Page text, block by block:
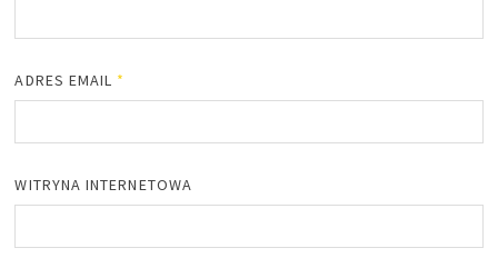
ADRES EMAIL *
WITRYNA INTERNETOWA